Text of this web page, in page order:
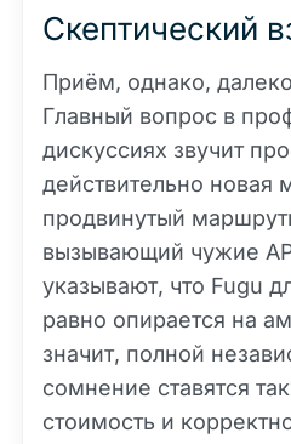
Скептический
Приём, однако,
Главный вопрос в
дискуссиях звучит
действительно новая
продвинутый
вызывающий чужие
указывают, что Fugu
равно опирается на
значит, полной
сомнение ставятся
стоимость и